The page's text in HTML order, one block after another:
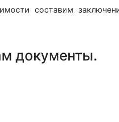
составим
документы.